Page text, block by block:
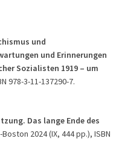
und
und Erinnerungen
Sozialisten 1919 – um
978-3-11-137290-7.
Das lange Ende des
2024 (IX, 444 pp.), ISBN